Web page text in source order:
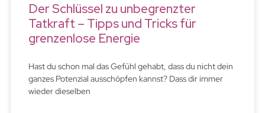
Der Schlüssel zu unbegrenzter
Tatkraft – Tipps und Tricks für
grenzenlose Energie
Hast du schon mal das Gefühl gehabt, dass du nicht dein
ganzes Potenzial ausschöpfen kannst? Dass dir immer
wieder dieselben